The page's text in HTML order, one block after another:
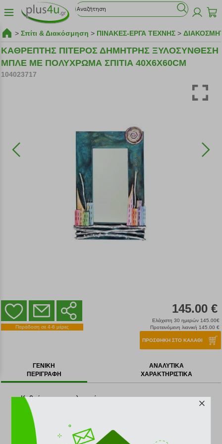
> Σπίτι & Διακόσμηση > ΠΙΝΑΚΕΣ-ΕΡΓΑ ΤΕΧΝΗΣ >
ΚΑΘΡΕΠΤΗΣ ΠΙΤΕΡΟΣ ΔΗΜΗΤΡΗΣ ΞΥΛΟΣΥΝΘΕΣΗ
ΜΠΛΕ ΜΕ ΠΟΛΥΧΡΩΜΑ ΣΠΙΤΙΑ 40Χ6Χ60CM
104023717
Παράδοση σε 4-6 μέρες
145.00 €
Ελάχιστη 30 ημερών 145.00€
Προτεινόμενη λιανική 145.00 €
ΠΡΟΣΘΗΚΗ ΣΤΟ ΚΑΛΑΘΙ
ΓΕΝΙΚΗ
ΠΕΡΙΓΡΑΦΗ
ΑΝΑΛΥΤΙΚΑ
ΧΑΡΑΚΤΗΡΙΣΤΙΚΑ
Καθρέπτης σε μπλε απόχρωση.
Μια μοναδική ξυλοσύνθεση διακοσμημένη με πολύχρωμα
σπίτια.
Με μεταλλικό πιαστράκι στο πίσω μέρος για να το
κρεμάσετε.